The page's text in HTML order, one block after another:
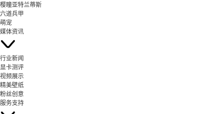
樱瞳亚特兰蒂斯
六道兵甲
萌宠
媒体资讯
行业新闻
显卡测评
视频展示
精美壁纸
粉丝创意
服务支持